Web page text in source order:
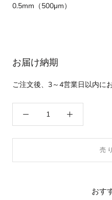
0.5mm（500μm）
お届け納期
ご注文後、3～4営業日以内に
売
おす